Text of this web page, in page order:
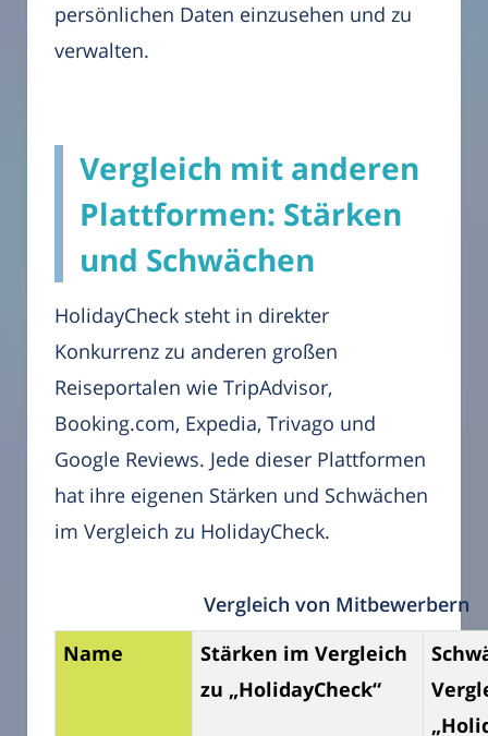
persönlichen Daten einzusehen und zu
verwalten.
Vergleich mit anderen
Plattformen: Stärken
und Schwächen
HolidayCheck steht in direkter
Konkurrenz zu anderen großen
Reiseportalen wie TripAdvisor,
Booking.com, Expedia, Trivago und
Google Reviews. Jede dieser Plattformen
hat ihre eigenen Stärken und Schwächen
im Vergleich zu HolidayCheck.
Vergleich von Mitbewerbern
Name
Stärken im Vergleich
zu „HolidayCheck“